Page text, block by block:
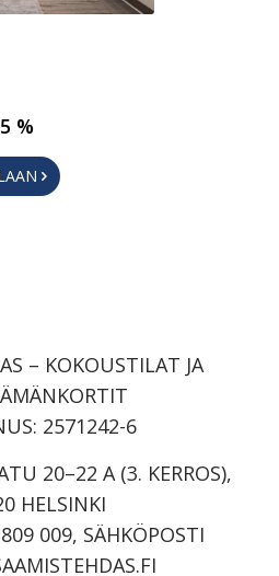
%
– KOKOUSTILAT JA
2571242-6
20–22 A (3. KERROS),
HELSINKI
009, SÄHKÖPOSTI